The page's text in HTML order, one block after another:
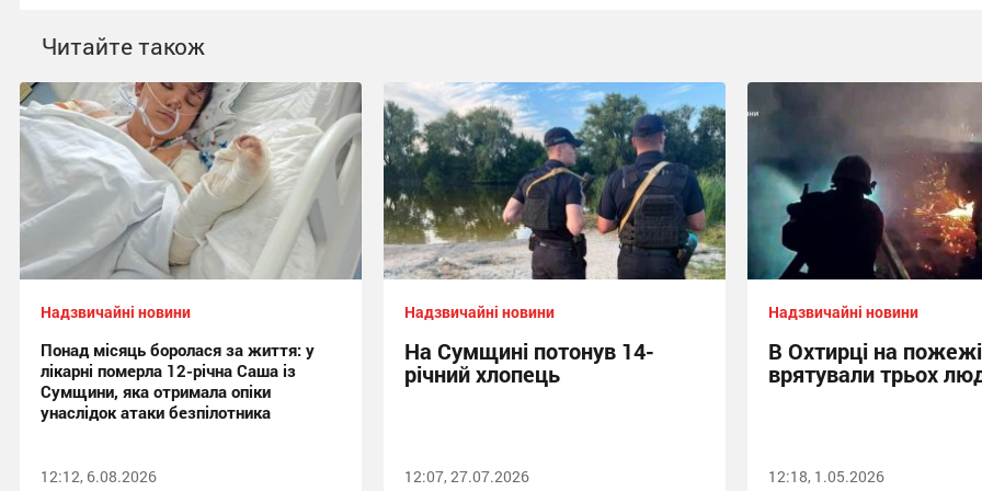
Читайте також
Надзвичайні новини
Понад місяць боролася за життя: у
лікарні померла 12-річна Саша із
Сумщини, яка отримала опіки
унаслідок атаки безпілотника
12:12, 6.08.2026
Надзвичайні новини
На Сумщині потонув 14-
річний хлопець
12:07, 27.07.2026
Надзвичайні новини
В Охтирці на пожежі
врятували трьох
12:18, 1.05.2026